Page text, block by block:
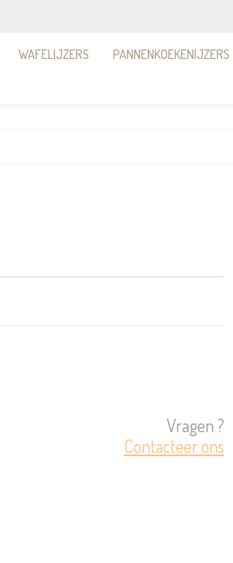
WAFELIJZERS PANNENKOEKENIJZERS
Vragen ?
Contacteer ons